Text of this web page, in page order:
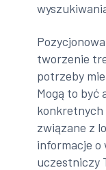
tworzenie
potrzeby
Mogą to być
związane z
informacje
uczestniczy